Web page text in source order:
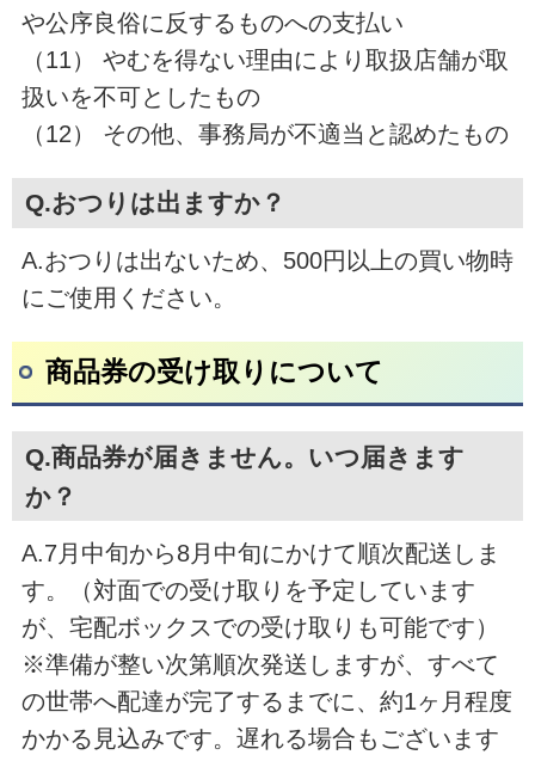
や公序良俗に反するものへの支払い
（11） やむを得ない理由により取扱店舗が取
扱いを不可としたもの
（12） その他、事務局が不適当と認めたもの
Q.おつりは出ますか？
A.おつりは出ないため、500円以上の買い物時
にご使用ください。
商品券の受け取りについて
Q.商品券が届きません。いつ届きます
か？
A.7月中旬から8月中旬にかけて順次配送しま
す。（対面での受け取りを予定しています
が、宅配ボックスでの受け取りも可能です）
※準備が整い次第順次発送しますが、すべて
の世帯へ配達が完了するまでに、約1ヶ月程度
かかる見込みです。遅れる場合もございます